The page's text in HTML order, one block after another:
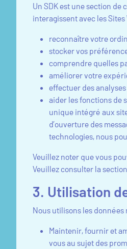
Un SDK est une section
interagissent avec les
reconnaître votre
stocker vos
comprendre quelles
améliorer votre
effectuer des analyses
aider les fonctions de
unique intégré aux
d’ouverture des
technologies, nous
Veuillez noter que vous
Veuillez consulter la
3. Utilisation
Nous utilisons les données
Maintenir, fournir et
vous au sujet des